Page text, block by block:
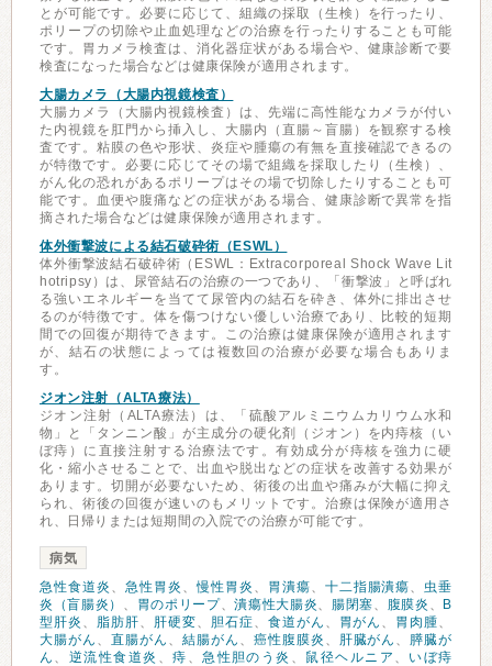
とが可能です。必要に応じて、組織の採取（生検）を行ったり、
ポリープの切除や止血処理などの治療を行ったりすることも可能
です。胃カメラ検査は、消化器症状がある場合や、健康診断で要
検査になった場合などは健康保険が適用されます。
大腸カメラ（大腸内視鏡検査）
大腸カメラ（大腸内視鏡検査）は、先端に高性能なカメラが付い
た内視鏡を肛門から挿入し、大腸内（直腸～盲腸）を観察する検
査です。粘膜の色や形状、炎症や腫瘍の有無を直接確認できるの
が特徴です。必要に応じてその場で組織を採取したり（生検）、
がん化の恐れがあるポリープはその場で切除したりすることも可
能です。血便や腹痛などの症状がある場合、健康診断で異常を指
摘された場合などは健康保険が適用されます。
体外衝撃波による結石破砕術（ESWL）
体外衝撃波結石破砕術（ESWL：Extracorporeal Shock Wave Lit
hotripsy）は、尿管結石の治療の一つであり、「衝撃波」と呼ばれ
る強いエネルギーを当てて尿管内の結石を砕き、体外に排出させ
るのが特徴です。体を傷つけない優しい治療であり、比較的短期
間での回復が期待できます。この治療は健康保険が適用されます
が、結石の状態によっては複数回の治療が必要な場合もありま
す。
ジオン注射（ALTA療法）
ジオン注射（ALTA療法）は、「硫酸アルミニウムカリウム水和
物」と「タンニン酸」が主成分の硬化剤（ジオン）を内痔核（い
ぼ痔）に直接注射する治療法です。有効成分が痔核を強力に硬
化・縮小させることで、出血や脱出などの症状を改善する効果が
あります。切開が必要ないため、術後の出血や痛みが大幅に抑え
られ、術後の回復が速いのもメリットです。治療は保険が適用さ
れ、日帰りまたは短期間の入院での治療が可能です。
病気
急性食道炎 、 急性胃炎 、慢性胃炎 、 胃潰瘍、 十二指腸潰瘍、 虫垂
炎（盲腸炎） 、 胃のポリープ、潰瘍性大腸炎、 腸閉塞、 腹膜炎 、
B
型肝炎 、 脂肪肝、 肝硬変、 胆石症、 食道がん 、 胃がん 、 胃肉腫、
大腸がん 、 直腸がん 、 結腸がん 、 癌性腹膜炎 、 肝臓がん 、 膵臓が
ん 、 逆流性食道炎 、痔 、急性胆のう炎 、 鼠径ヘルニア 、 いぼ痔